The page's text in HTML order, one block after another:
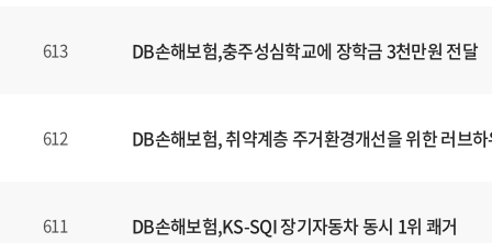
613 DB손해보험,충주성심학교에 장학금 3천만원 전달
612 DB손해보험, 취약계층 주거환경개선을 위한 러브
611 DB손해보험,KS-SQI 장기자동차 동시 1위 쾌거